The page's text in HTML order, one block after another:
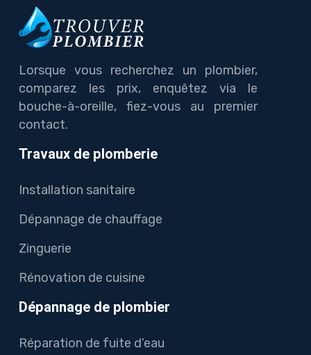
Lorsque vous recherchez un plombier,
comparez les prix, enquêtez via le
bouche-à-oreille, fiez-vous au premier
contact.
Travaux de plomberie
Installation sanitaire
Dépannage de chauffage
Zinguerie
Rénovation de cuisine
Dépannage de plombier
Réparation de fuite d’eau